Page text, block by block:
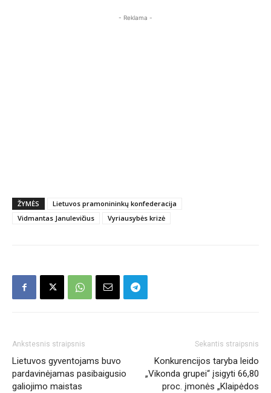
- Reklama -
ŽYMĖS
Lietuvos pramonininkų konfederacija
Vidmantas Janulevičius
Vyriausybės krizė
Ankstesnis straipsnis
Lietuvos gyventojams buvo
pardavinėjamas pasibaigusio
galiojimo maistas
Sekantis straipsnis
Konkurencijos taryba leido
„Vikonda grupei“ įsigyti 66,80
proc. įmonės „Klaipėdos